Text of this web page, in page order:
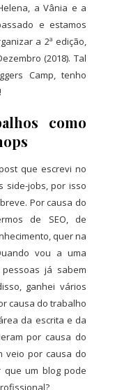
a Vânia e a
e estamos
a 2ª edição,
(2018). Tal
Camp, tenho
como
que escrevi no
side-jobs, por isso
Por causa do
de SEO, de
quer na
vou a uma
já sabem
ganhei vários
causa do trabalho
da escrita e da
por causa do
veio por causa do
que um blog pode